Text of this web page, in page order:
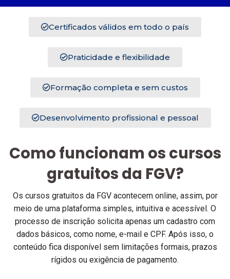
Certificados válidos em todo o país
Praticidade e flexibilidade
Formação completa e sem custos
Desenvolvimento profissional e pessoal
Como funcionam os cursos
gratuitos da FGV?
Os cursos gratuitos da FGV acontecem online, assim, por
meio de uma plataforma simples, intuitiva e acessível. O
processo de inscrição solicita apenas um cadastro com
dados básicos, como nome, e-mail e CPF. Após isso, o
conteúdo fica disponível sem limitações formais, prazos
rígidos ou exigência de pagamento.